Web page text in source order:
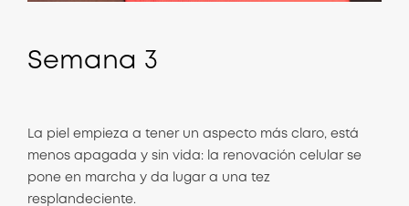
Semana 3
La piel empieza a tener un aspecto más claro, está
menos apagada y sin vida: la renovación celular se
pone en marcha y da lugar a una tez
resplandeciente.